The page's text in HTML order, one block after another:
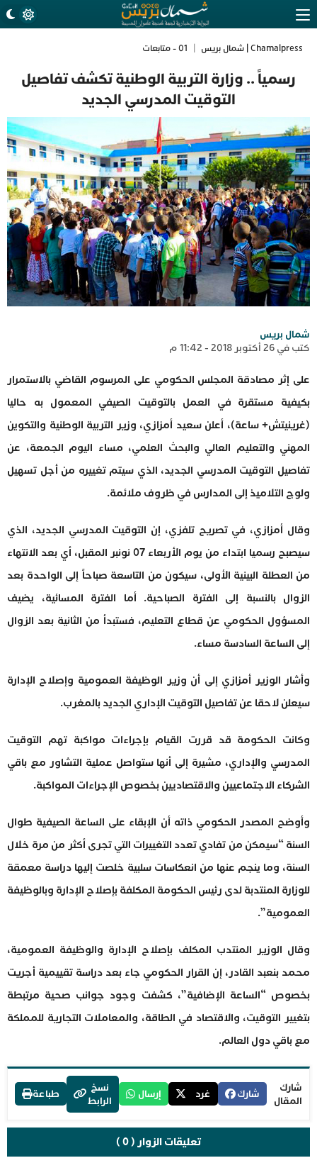
Chamalpress | شمال بريس 01 - متابعات
رسمياً .. وزارة التربية الوطنية تكشف تفاصيل
التوقيت المدرسي الجديد
شمال بريس
كتب في 26 أكتوبر 2018 - 11:42 م
على إثر مصادقة المجلس الحكومي على المرسوم القاضي بالاستمرار
بكيفية مستقرة في العمل بالتوقيت الصيفي المعمول به حاليا
(غرينيتش+ ساعة)، أعلن سعيد أمزازي، وزير التربية الوطنية والتكوين
المهني والتعليم العالي والبحث العلمي، مساء اليوم الجمعة، عن
تفاصيل التوقيت المدرسي الجديد، الذي سيتم تغييره من أجل تسهيل
ولوج التلاميذ إلى المدارس في ظروف ملائمة.
وقال أمزازي، في تصريح تلفزي، إن التوقيت المدرسي الجديد، الذي
سيصبح رسميا ابتداء من يوم الأربعاء 07 نونبر المقبل، أي بعد الانتهاء
من العطلة البينية الأولى، سيكون من التاسعة صباحاً إلى الواحدة بعد
الزوال بالنسبة إلى الفترة الصباحية. أما الفترة المسائية، يضيف
المسؤول الحكومي عن قطاع التعليم، فستبدأ من الثانية بعد الزوال
إلى الساعة السادسة مساء.
وأشار الوزير أمزازي إلى أن وزير الوظيفة العمومية وإصلاح الإدارة
سيعلن لاحقا عن تفاصيل التوقيت الإداري الجديد بالمغرب.
وكانت الحكومة قد قررت القيام بإجراءات مواكبة تهم التوقيت
المدرسي والإداري، مشيرة إلى أنها ستواصل عملية التشاور مع باقي
الشركاء الاجتماعيين والاقتصاديين بخصوص الإجراءات المواكبة.
وأوضح المصدر الحكومي ذاته أن الإبقاء على الساعة الصيفية طوال
السنة “سيمكن من تفادي تعدد التغييرات التي تجرى أكثر من مرة خلال
السنة، وما ينجم عنها من انعكاسات سلبية خلصت إليها دراسة معمقة
للوزارة المنتدبة لدى رئيس الحكومة المكلفة بإصلاح الإدارة وبالوظيفة
العمومية”.
وقال الوزير المنتدب المكلف بإصلاح الإدارة والوظيفة العمومية،
محمد بنعبد القادر، إن القرار الحكومي جاء بعد دراسة تقييمية أجريت
بخصوص “الساعة الإضافية”، كشفت وجود جوانب صحية مرتبطة
بتغيير التوقيت، والاقتصاد في الطاقة، والمعاملات التجارية للمملكة
مع باقي دول العالم.
شارك
المقال
شارك غرد إرسال
نسخ
الرابط
طباعة
تعليقات الزوار ( 0 )